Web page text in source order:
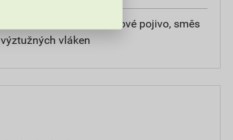
vápencové plnivo, silikátové pojivo, směs
výztužných vláken